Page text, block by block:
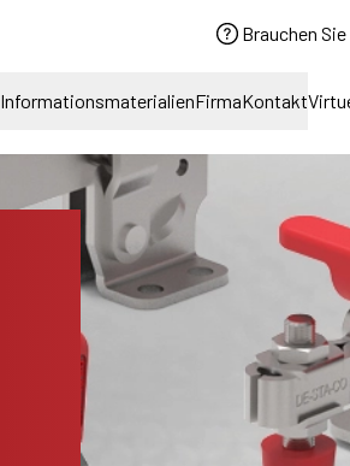
Brauchen
InformationsmaterialienFirmaKontakt